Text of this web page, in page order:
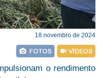
18 novembro de 2024
o rendimento